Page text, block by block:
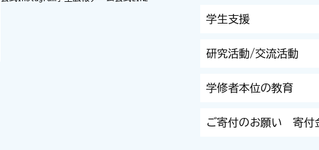
学生支援
研究活動/交流活動
学修者本位の教育
ご寄付のお願い 寄付